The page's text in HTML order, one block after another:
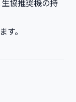
協推奨機の持
す。